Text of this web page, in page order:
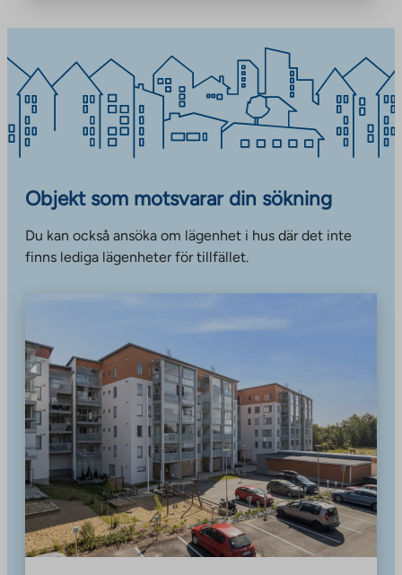
Objekt som motsvarar din sökning
Du kan också ansöka om lägenhet i hus där det inte
finns lediga lägenheter för tillfället.